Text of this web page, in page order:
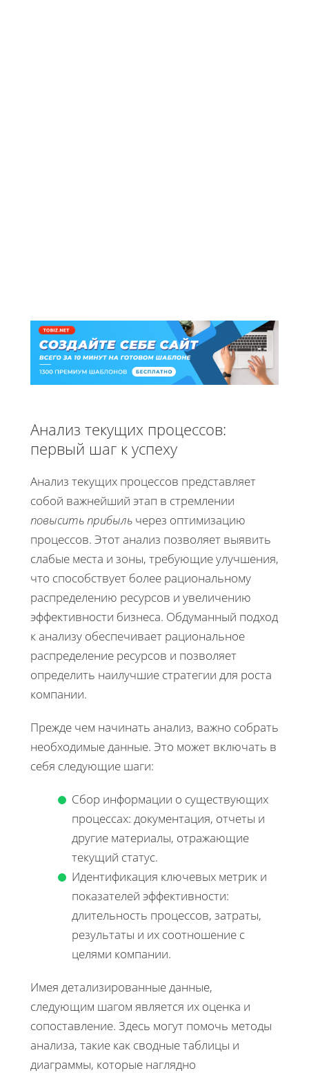
Анализ текущих процессов:
первый шаг к успеху
Анализ текущих процессов представляет
собой важнейший этап в стремлении
повысить прибыль через оптимизацию
процессов. Этот анализ позволяет выявить
слабые места и зоны, требующие улучшения,
что способствует более рациональному
распределению ресурсов и увеличению
эффективности бизнеса. Обдуманный подход
к анализу обеспечивает рациональное
распределение ресурсов и позволяет
определить наилучшие стратегии для роста
компании.
Прежде чем начинать анализ, важно собрать
необходимые данные. Это может включать в
себя следующие шаги:
Сбор информации о существующих
процессах: документация, отчеты и
другие материалы, отражающие
текущий статус.
Идентификация ключевых метрик и
показателей эффективности:
длительность процессов, затраты,
результаты и их соотношение с
целями компании.
Имея детализированные данные,
следующим шагом является их оценка и
сопоставление. Здесь могут помочь методы
анализа, такие как сводные таблицы и
диаграммы, которые наглядно